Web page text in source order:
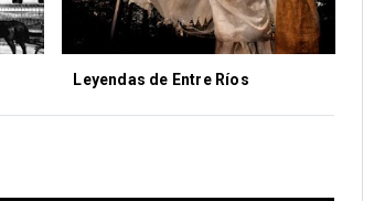
Leyendas de Entre Ríos